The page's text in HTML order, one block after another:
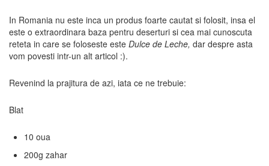
In Romania nu este inca un produs foarte cautat si folosit, insa el
este o extraordinara baza pentru deserturi si cea mai cunoscuta
reteta in care se foloseste este Dulce de Leche, dar despre asta
vom povesti intr-un alt articol :).
Revenind la prajitura de azi, iata ce ne trebuie:
Blat
10 oua
200g zahar